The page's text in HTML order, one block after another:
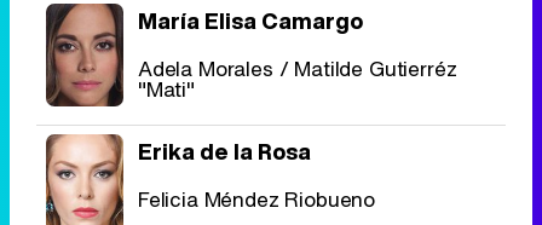
María Elisa Camargo
Adela Morales / Matilde Gutierréz
"Mati"
Erika de la Rosa
Felicia Méndez Riobueno